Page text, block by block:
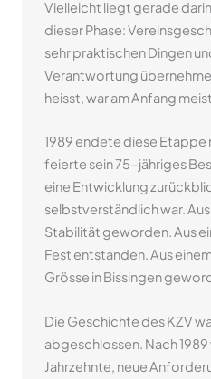
Vielleicht liegt gerade
dieser Phase:
sehr praktischen Dingen
Verantwortung
heisst, war am Anfang
1989 endete diese Etappe
feierte sein 75-jähriges
eine Entwicklung
selbstverständlich war.
Stabilität geworden. Aus
Fest entstanden. Aus
Grösse in Bissingen
Die Geschichte des KZV
abgeschlossen. Nach
Jahrzehnte, neue